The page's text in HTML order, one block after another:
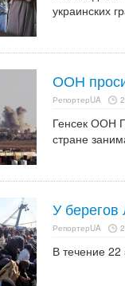
украинских
ООН
РепортерUA
Генсек ООН
стране
У берегов
РепортерUA
В течение 22